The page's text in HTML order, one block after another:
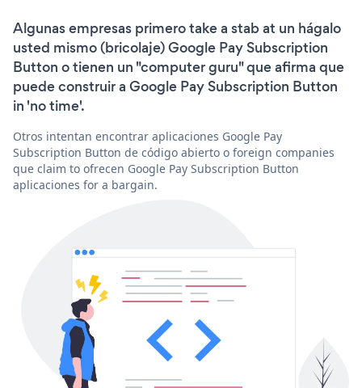
Algunas empresas primero take a stab at un hágalo
usted mismo (bricolaje) Google Pay Subscription
Button o tienen un "computer guru" que afirma que
puede construir a Google Pay Subscription Button
in 'no time'.
Otros intentan encontrar aplicaciones Google Pay
Subscription Button de código abierto o foreign companies
que claim to ofrecen Google Pay Subscription Button
aplicaciones for a bargain.